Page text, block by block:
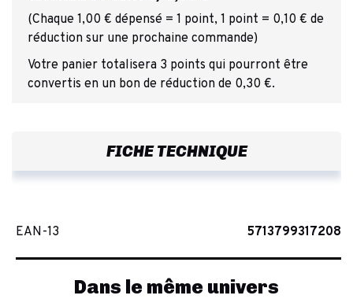
(Chaque 1,00 € dépensé = 1 point, 1 point = 0,10 € de
réduction sur une prochaine commande)
Votre panier totalisera 3 points qui pourront être
convertis en un bon de réduction de 0,30 €.
FICHE TECHNIQUE
EAN-13 5713799317208
Dans le même univers